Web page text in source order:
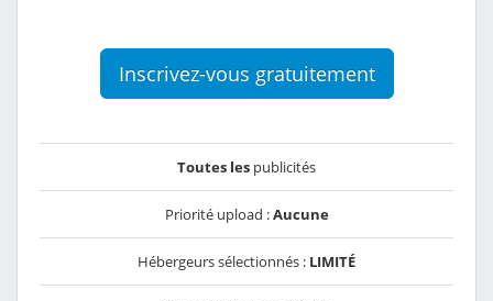
Inscrivez-vous gratuitement
Toutes les publicités
Priorité upload :Aucune
Hébergeurs sélectionnés : LIMITÉ